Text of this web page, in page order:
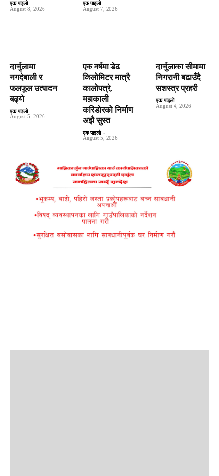
एक पाइलो -
August 8, 2026
एक पाइलो -
August 7, 2026
दार्चुलामा
नगदेबाली र
फलफूल उत्पादन
बढ्यो
एक पाइलो -
August 5, 2026
एक वर्षमा डेढ
किलोमिटर मात्रै
कालोपत्रे,
महाकाली
करिडोरको निर्माण
अझै सुस्त
एक पाइलो -
August 5, 2026
दार्चुलाका सीमामा
निगरानी बढाउँदै
सशस्त्र प्रहरी
एक पाइलो -
August 4, 2026